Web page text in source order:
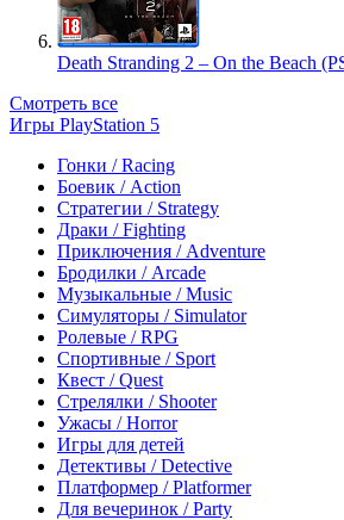
Death Stranding 2 – On the Beach
Смотреть все
Игры PlayStation 5
Гонки / Racing
Боевик / Action
Стратегии / Strategy
Драки / Fighting
Приключения / Adventure
Бродилки / Arcade
Музыкальные / Music
Симуляторы / Simulator
Ролевые / RPG
Спортивные / Sport
Квест / Quest
Стрелялки / Shooter
Ужасы / Horror
Игры для детей
Детективы / Detective
Платформер / Platformer
Для вечеринок / Party